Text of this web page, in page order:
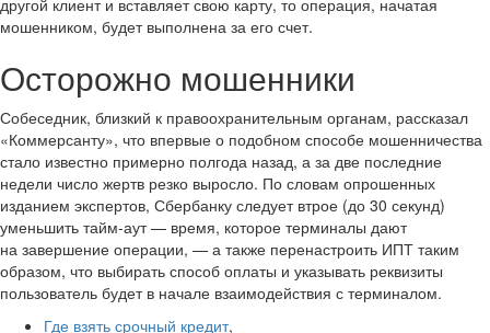
другой клиент и вставляет свою карту, то операция, начатая
мошенником, будет выполнена за его счет.
Осторожно мошенники
Собеседник, близкий к правоохранительным органам, рассказал
«Коммерсанту», что впервые о подобном способе мошенничества
стало известно примерно полгода назад, а за две последние
недели число жертв резко выросло. По словам опрошенных
изданием экспертов, Сбербанку следует втрое (до 30 секунд)
уменьшить тайм-аут — время, которое терминалы дают
на завершение операции, — а также перенастроить ИПТ таким
образом, что выбирать способ оплаты и указывать реквизиты
пользователь будет в начале взаимодействия с терминалом.
Где взять срочный кредит,